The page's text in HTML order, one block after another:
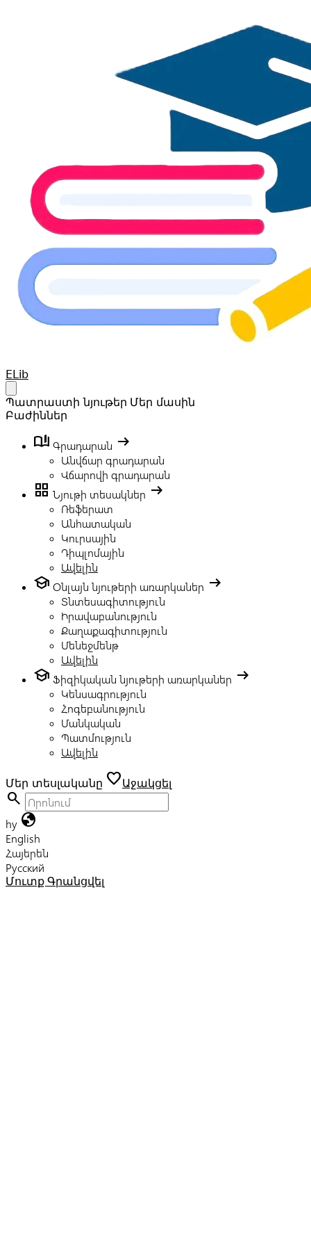
Your Company
ELib
Պատրաստի նյութեր Մեր մասին
Բաժիններ
book_ribbon Գրադարան arrow_right_alt
Անվճար գրադարան
Վճարովի գրադարան
grid_view Նյութի տեսակներ arrow_right_alt
Ռեֆերատ
Անհատական
Կուրսային
Դիպլոմային
Ավելին
school Օնլայն նյութերի առարկաներ arrow_right_alt
Տնտեսագիտություն
Իրավաբանություն
Քաղաքագիտություն
Մենեջմենթ
Ավելին
school Ֆիզիկական նյութերի առարկաներ arrow_right_alt
Կենսագրություն
Հոգեբանություն
Մանկական
Պատմություն
Ավելին
Մեր տեսլականը favoriteԱջակցել
search
hy globe
English
Հայերեն
Русский
Մուտք Գրանցվել